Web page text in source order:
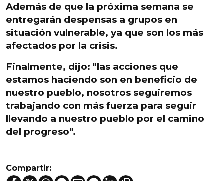
Además de que la próxima semana se
entregarán despensas a grupos en
situación vulnerable, ya que son los más
afectados por la crisis.
Finalmente, dijo: "las acciones que
estamos haciendo son en beneficio de
nuestro pueblo, nosotros seguiremos
trabajando con más fuerza para seguir
llevando a nuestro pueblo por el camino
del progreso".
Compartir: